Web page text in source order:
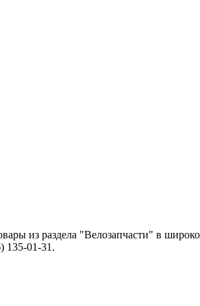
из раздела "Велозапчасти" в
135-01-31.